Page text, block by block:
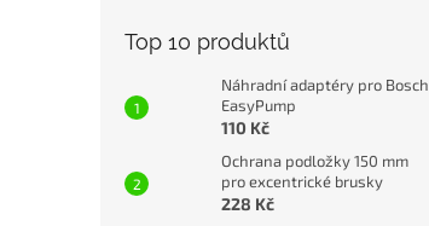
Top 10 produktů
Náhradní adaptéry pro Bosch
EasyPump
110 Kč
Ochrana podložky 150 mm
pro excentrické brusky
228 Kč